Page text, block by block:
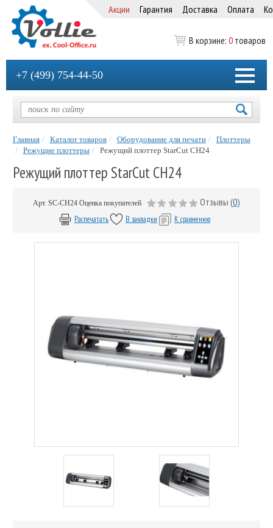
Акции Гарантия Доставка Оплата
В корзине: 0 товаров
+7 (499) 754-44-50
Главная Каталог товаров Оборудование для печати
Плоттеры
Режущие плоттеры
Режущий плоттер StarCut CH24
Режущий плоттер StarCut CH24
Арт. SC-CH24 Оценка покупателей Отзывы (0)
Распечатать В закладки К сравнению